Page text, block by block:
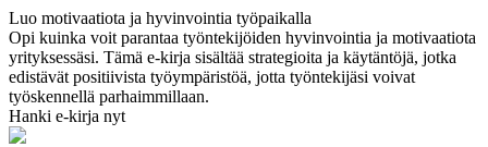
Luo motivaatiota ja hyvinvointia työpaikalla
Opi kuinka voit parantaa työntekijöiden hyvinvointia ja motivaatiota
yrityksessäsi. Tämä e-kirja sisältää strategioita ja käytäntöjä, jotka
edistävät positiivista työympäristöä, jotta työntekijäsi voivat
työskennellä parhaimmillaan.
Hanki e-kirja nyt